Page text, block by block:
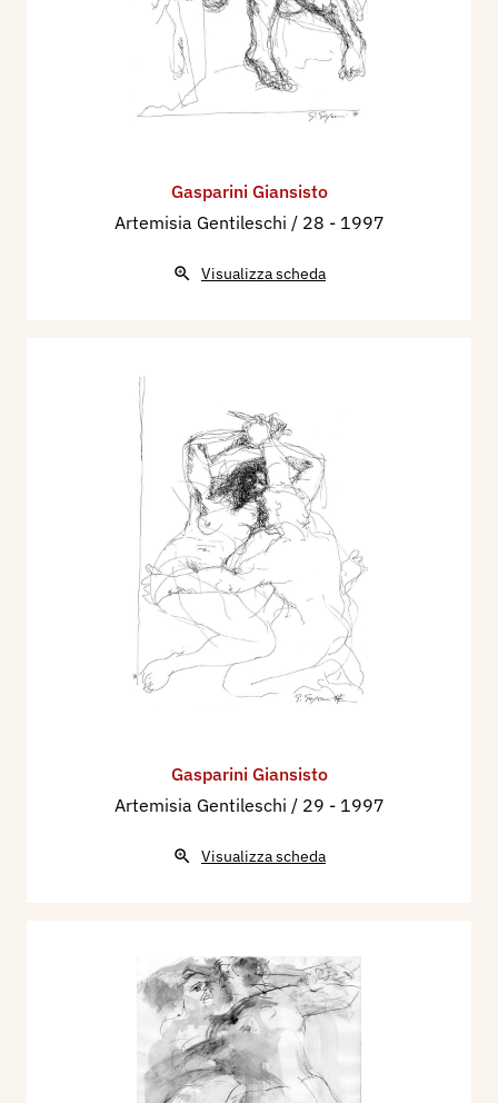
Gasparini Giansisto
Artemisia Gentileschi / 28 - 1997
Visualizza scheda
Gasparini Giansisto
Artemisia Gentileschi / 29 - 1997
Visualizza scheda